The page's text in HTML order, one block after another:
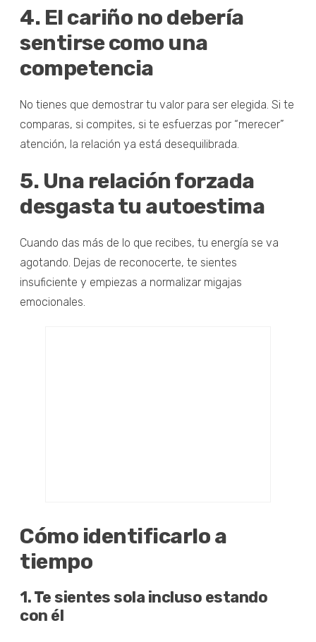
4. El cariño no debería
sentirse como una
competencia
No tienes que demostrar tu valor para ser elegida. Si te
comparas, si compites, si te esfuerzas por “merecer”
atención, la relación ya está desequilibrada.
5. Una relación forzada
desgasta tu autoestima
Cuando das más de lo que recibes, tu energía se va
agotando. Dejas de reconocerte, te sientes
insuficiente y empiezas a normalizar migajas
emocionales.
Cómo identificarlo a
tiempo
1. Te sientes sola incluso estando
con él